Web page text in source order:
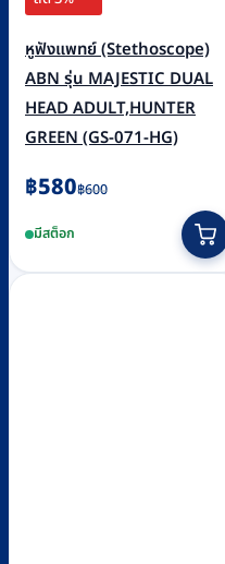
หูฟังแพทย์ (Stethoscope)
ABN รุ่น MAJESTIC DUAL
HEAD ADULT,HUNTER
GREEN (GS-071-HG)
฿600
Original
was:
฿600.
฿580
Current
is:
฿580.
มีสต็อก